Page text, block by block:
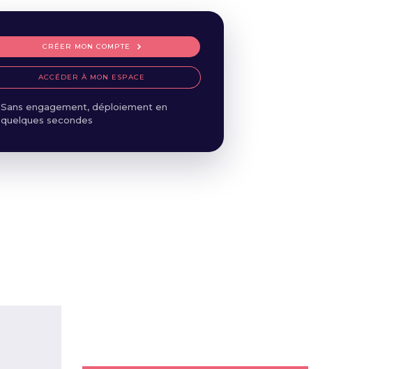
CRÉER MON COMPTE
ACCÉDER À MON ESPACE
Sans engagement, déploiement en
quelques secondes